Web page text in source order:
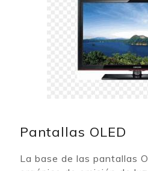
Pantallas OLED
La base de las pantallas